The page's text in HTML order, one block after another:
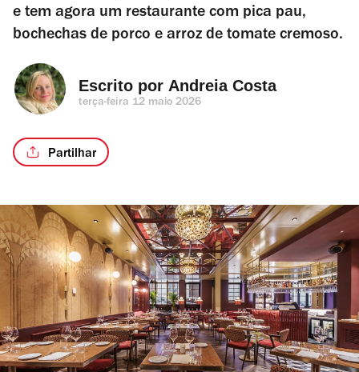
e tem agora um restaurante com pica pau,
bochechas de porco e arroz de tomate cremoso.
Escrito por Andreia Costa
terça-feira 12 maio 2026
Partilhar